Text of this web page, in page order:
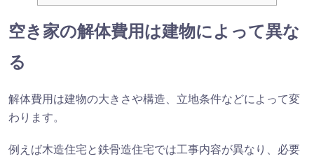
空き家の解体費用は建物によって異な
る
解体費用は建物の大きさや構造、立地条件などによって変
わります。
例えば木造住宅と鉄骨造住宅では工事内容が異なり、必要